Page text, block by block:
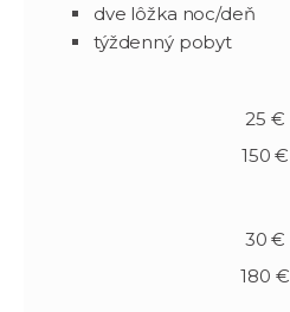
dve lôžka noc/deň
týždenný pobyt
25 €
150 €
30 €
180 €